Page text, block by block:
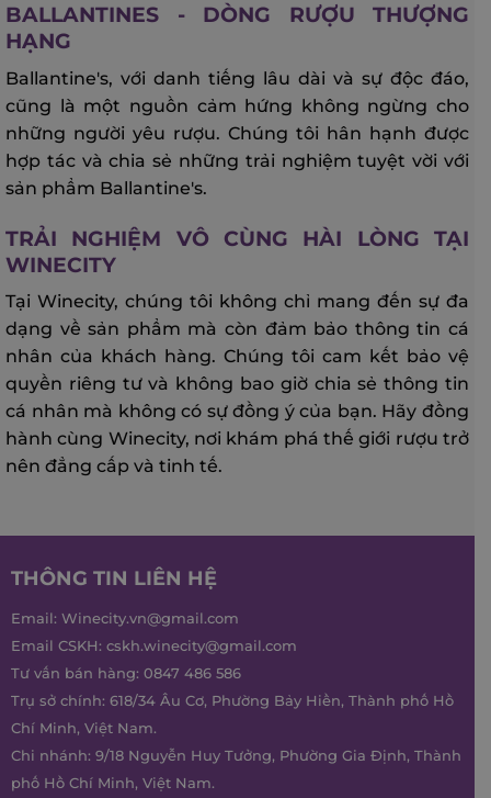
BALLANTINES - DÒNG RƯỢU THƯỢNG
HẠNG
Ballantine's, với danh tiếng lâu dài và sự độc đáo,
cũng là một nguồn cảm hứng không ngừng cho
những người yêu rượu. Chúng tôi hân hạnh được
hợp tác và chia sẻ những trải nghiệm tuyệt vời với
sản phẩm Ballantine's.
TRẢI NGHIỆM VÔ CÙNG HÀI LÒNG TẠI
WINECITY
Tại Winecity, chúng tôi không chỉ mang đến sự đa
dạng về sản phẩm mà còn đảm bảo thông tin cá
nhân của khách hàng. Chúng tôi cam kết bảo vệ
quyền riêng tư và không bao giờ chia sẻ thông tin
cá nhân mà không có sự đồng ý của bạn. Hãy đồng
hành cùng Winecity, nơi khám phá thế giới rượu trở
nên đẳng cấp và tinh tế.
THÔNG TIN LIÊN HỆ
Email: Winecity.vn@gmail.com
Email CSKH: cskh.winecity@gmail.com
Tư vấn bán hàng: 0847 486 586
Trụ sở chính: 618/34 Âu Cơ, Phường Bảy Hiền, Thành phố Hồ
Chí Minh, Việt Nam.
Chi nhánh: 9/18 Nguyễn Huy Tưởng, Phường Gia Định, Thành
phố Hồ Chí Minh, Việt Nam.